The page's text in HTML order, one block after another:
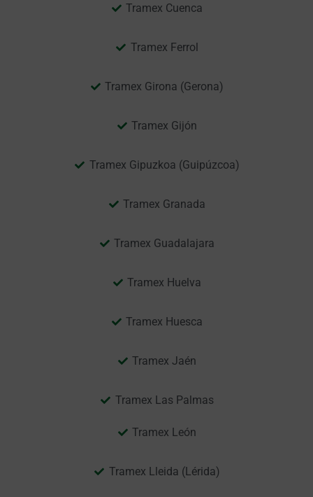
Tramex Cuenca
Tramex Ferrol
Tramex Girona (Gerona)
Tramex Gijón
Tramex Gipuzkoa (Guipúzcoa)
Tramex Granada
Tramex Guadalajara
Tramex Huelva
Tramex Huesca
Tramex Jaén
Tramex Las Palmas
Tramex León
Tramex Lleida (Lérida)